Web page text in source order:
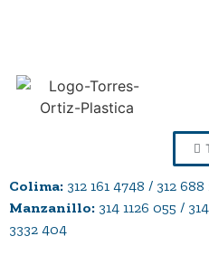
Colima: 312 161 4748 / 312 688
Manzanillo: 314 1126 055 / 314
3332 404